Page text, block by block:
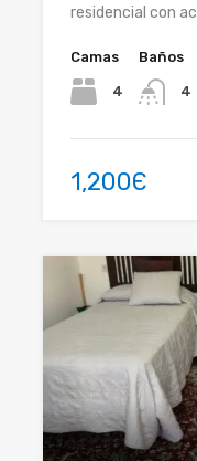
residencial con
Camas
4
Baños
4
1,200Є